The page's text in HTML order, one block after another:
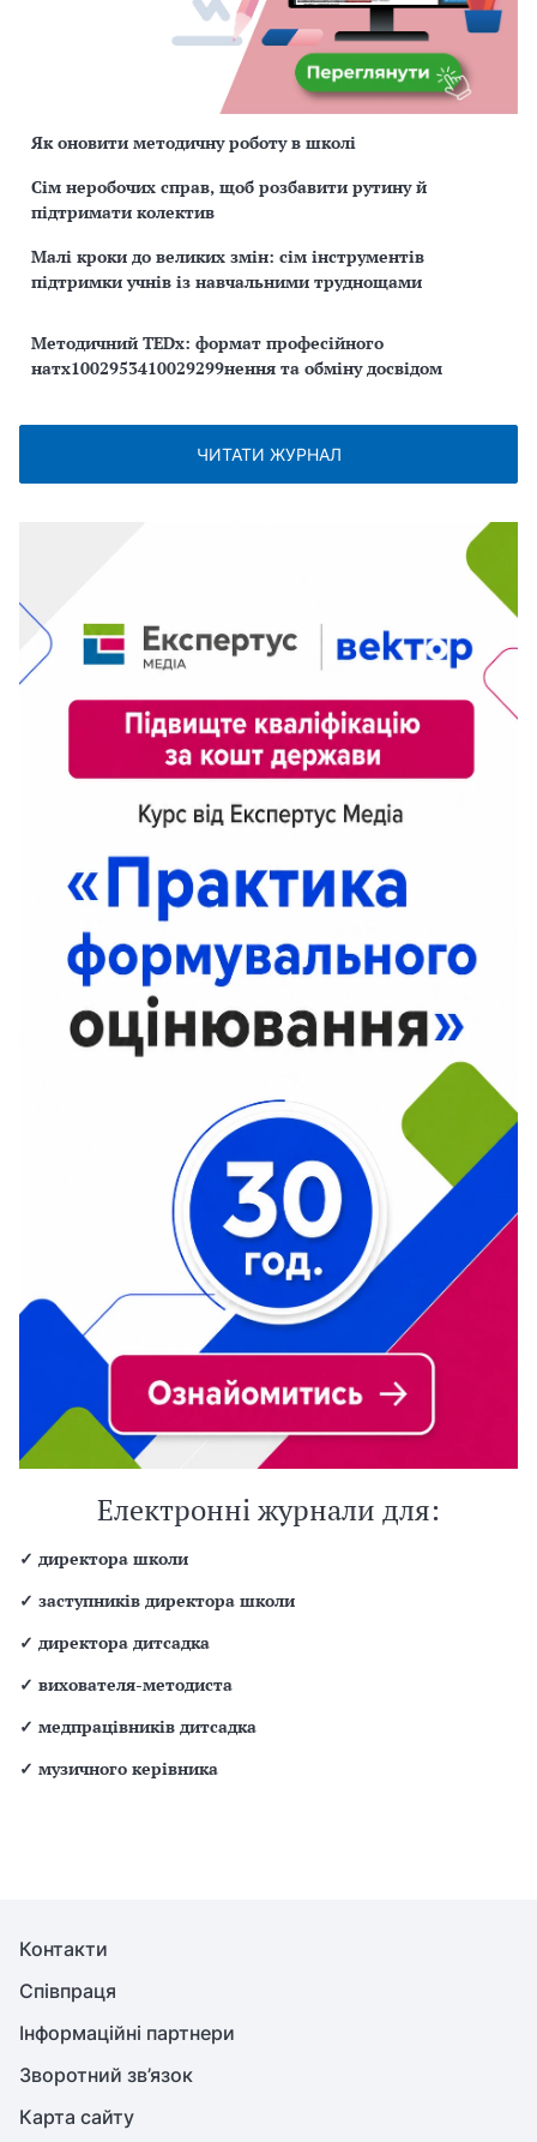
Як оновити методичну роботу в школі
Сім неробочих справ, щоб розбавити рутину й
підтримати колектив
Малі кроки до великих змін: сім інструментів
підтримки учнів із навчальними труднощами
Методичний TEDx: формат професійного
натх1002953410029299нення та обміну досвідом
ЧИТАТИ ЖУРНАЛ
Електронні журнали для:
✓ директора школи
✓ заступників директора школи
✓ директора дитсадка
✓ вихователя-методиста
✓ медпрацівників дитсадка
✓ музичного керівника
Контакти
Співпраця
Інформаційні партнери
Зворотний зв’язок
Карта сайту